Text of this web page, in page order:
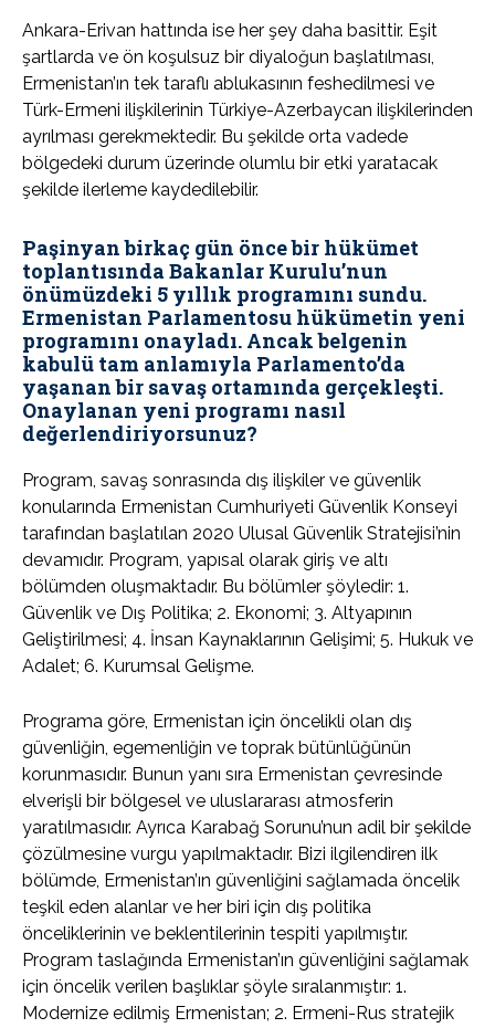
Ankara-Erivan hattında ise her şey daha basittir. Eşit
şartlarda ve ön koşulsuz bir diyaloğun başlatılması,
Ermenistan’ın tek taraflı ablukasının feshedilmesi ve
Türk-Ermeni ilişkilerinin Türkiye-Azerbaycan ilişkilerinden
ayrılması gerekmektedir. Bu şekilde orta vadede
bölgedeki durum üzerinde olumlu bir etki yaratacak
şekilde ilerleme kaydedilebilir.
Paşinyan birkaç gün önce bir hükümet
toplantısında Bakanlar Kurulu’nun
önümüzdeki 5 yıllık programını sundu.
Ermenistan Parlamentosu hükümetin yeni
programını onayladı. Ancak belgenin
kabulü tam anlamıyla Parlamento’da
yaşanan bir savaş ortamında gerçekleşti.
Onaylanan yeni programı nasıl
değerlendiriyorsunuz?
Program, savaş sonrasında dış ilişkiler ve güvenlik
konularında Ermenistan Cumhuriyeti Güvenlik Konseyi
tarafından başlatılan 2020 Ulusal Güvenlik Stratejisi’nin
devamıdır. Program, yapısal olarak giriş ve altı
bölümden oluşmaktadır. Bu bölümler şöyledir: 1.
Güvenlik ve Dış Politika; 2. Ekonomi; 3. Altyapının
Geliştirilmesi; 4. İnsan Kaynaklarının Gelişimi; 5. Hukuk ve
Adalet; 6. Kurumsal Gelişme.
Programa göre, Ermenistan için öncelikli olan dış
güvenliğin, egemenliğin ve toprak bütünlüğünün
korunmasıdır. Bunun yanı sıra Ermenistan çevresinde
elverişli bir bölgesel ve uluslararası atmosferin
yaratılmasıdır. Ayrıca Karabağ Sorunu’nun adil bir şekilde
çözülmesine vurgu yapılmaktadır. Bizi ilgilendiren ilk
bölümde, Ermenistan’ın güvenliğini sağlamada öncelik
teşkil eden alanlar ve her biri için dış politika
önceliklerinin ve beklentilerinin tespiti yapılmıştır.
Program taslağında Ermenistan’ın güvenliğini sağlamak
için öncelik verilen başlıklar şöyle sıralanmıştır: 1.
Modernize edilmiş Ermenistan; 2. Ermeni-Rus stratejik